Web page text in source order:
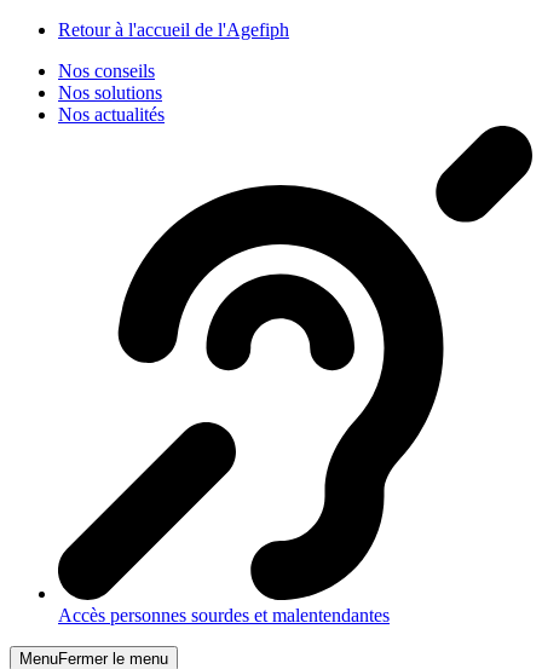
Retour à l'accueil de l'Agefiph
Nos conseils
Nos solutions
Nos actualités
Accès personnes sourdes et malentendantes
MenuFermer le menu